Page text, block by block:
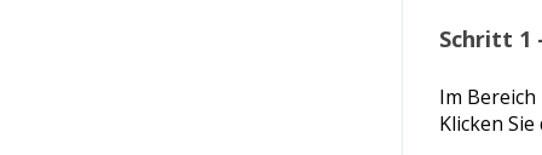
Schritt 1
Im Bereich
Klicken